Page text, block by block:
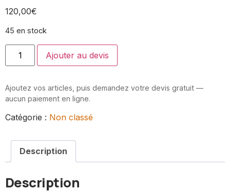
120,00€
45 en stock
Ajouter au devis
Ajoutez vos articles, puis demandez votre devis gratuit —
aucun paiement en ligne.
Catégorie : Non classé
Description
Description